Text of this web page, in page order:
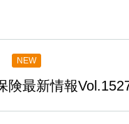
NEW
険最新情報